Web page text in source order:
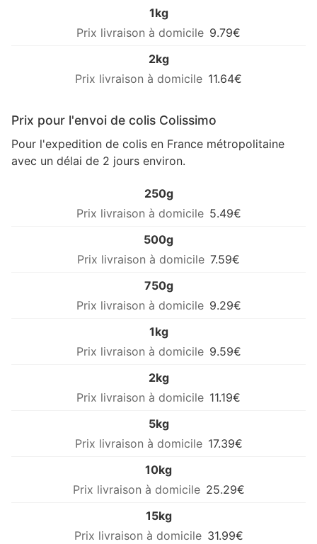
1kg
9.79€
2kg
11.64€
Prix pour l'envoi de colis Colissimo
Pour l'expedition de colis en France métropolitaine
avec un délai de 2 jours environ.
250g
5.49€
500g
7.59€
750g
9.29€
1kg
9.59€
2kg
11.19€
5kg
17.39€
10kg
25.29€
15kg
31.99€